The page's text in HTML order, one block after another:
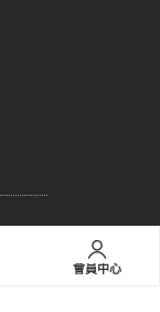
會員中心